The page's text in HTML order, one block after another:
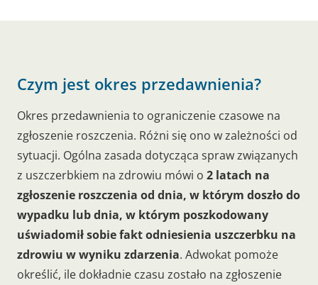
Czym jest okres przedawnienia?
Okres przedawnienia to ograniczenie czasowe na
zgłoszenie roszczenia. Różni się ono w zależności od
sytuacji. Ogólna zasada dotycząca spraw związanych
z uszczerbkiem na zdrowiu mówi o 2 latach na
zgłoszenie roszczenia od dnia, w którym doszło do
wypadku lub dnia, w którym poszkodowany
uświadomił sobie fakt odniesienia uszczerbku na
zdrowiu w wyniku zdarzenia. Adwokat pomoże
określić, ile dokładnie czasu zostało na zgłoszenie